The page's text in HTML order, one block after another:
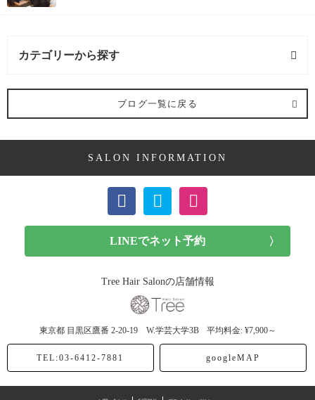
カテゴリーから探す
髪型 (11記事)
ショート (5記事)
白髪染め (1記事)
パーマ (1記事)
ブログ一覧に戻る
SALON INFORMATION
Tree Hair Salonの店舗情報
東京都 目黒区鷹番 2-20-19 W.学芸大学3B 平均料金: ¥7,900～
TEL:03-6412-7881 googleMAP